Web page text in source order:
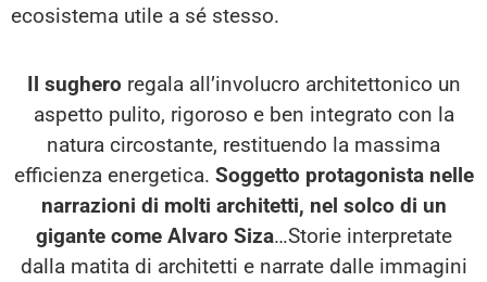
ecosistema utile a sé stesso.
Il sughero regala all’involucro architettonico un
aspetto pulito, rigoroso e ben integrato con la
natura circostante, restituendo la massima
efficienza energetica. Soggetto protagonista nelle
narrazioni di molti architetti, nel solco di un
gigante come Alvaro Siza…Storie interpretate
dalla matita di architetti e narrate dalle immagini